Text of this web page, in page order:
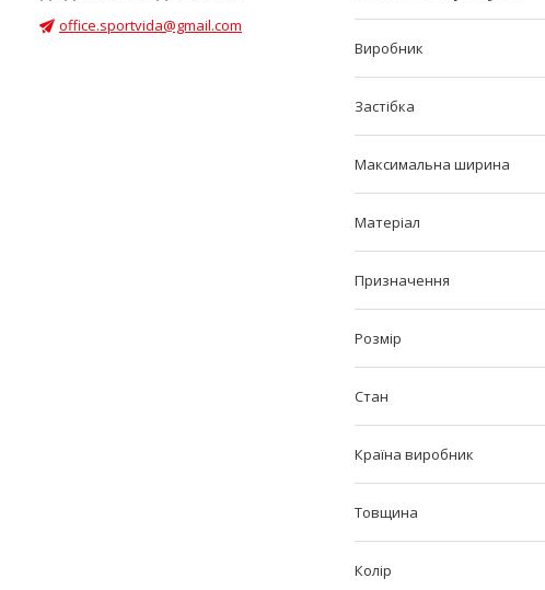
Виробник
Застібка
Максимальна ширина
Матеріал
Призначення
Розмір
Стан
Країна виробник
Товщина
Колір
office.sportvida@gmail.com